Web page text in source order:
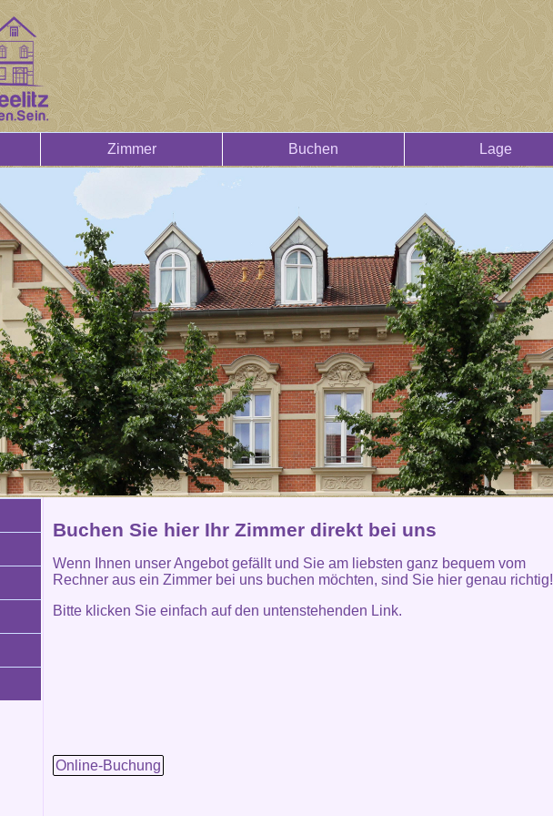
Zimmer Buchen Lage
Buchen Sie hier Ihr Zimmer direkt bei uns
Wenn Ihnen unser Angebot gefällt und Sie am liebsten ganz bequem vom
Rechner aus ein Zimmer bei uns buchen möchten, sind Sie hier genau richtig!
Bitte klicken Sie einfach auf den untenstehenden Link.
Online-Buchung